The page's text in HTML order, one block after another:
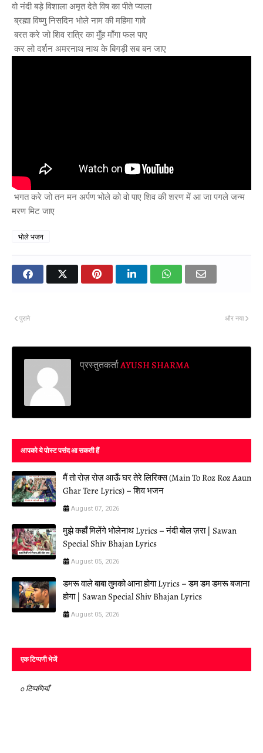
वो नंदी बड़े विशाला अमृत देते विष का पीते प्याला
ब्रह्मा विष्णु निसदिन भोले नाम की महिमा गावे
बरत करे जो शिव रात्रि का मुँह माँगा फल पाए
कर लो दर्शन अमरनाथ नाथ के बिगड़ी सब बन जाए
भगत करे जो तन मन अर्पण भोले को वो पाए शिव की शरण में आ जा पगले जन्म
मरण मिट जाए
भोले भजन
और नया
पुराने
प्रस्तुतकर्ताAYUSH SHARMA
आपको ये पोस्ट पसंद आ सकती हैं
मैं तो रोज़ रोज़ आऊँ घर तेरे लिरिक्स (Main To Roz Roz Aaun
Ghar Tere Lyrics) – शिव भजन
August 07, 2026
मुझे कहाँ मिलेंगे भोलेनाथ Lyrics – नंदी बोल ज़रा | Sawan
Special Shiv Bhajan Lyrics
August 05, 2026
डमरू वाले बाबा तुमको आना होगा Lyrics – डम डम डमरू बजाना
होगा | Sawan Special Shiv Bhajan Lyrics
August 05, 2026
एक टिप्पणी भेजें
0 टिप्पणियाँ